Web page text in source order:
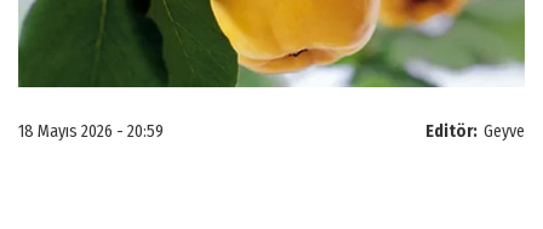
Editör: Geyve
18 Mayıs 2026 - 20:59